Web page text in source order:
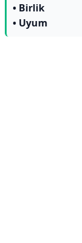
• Birlik
• Uyum